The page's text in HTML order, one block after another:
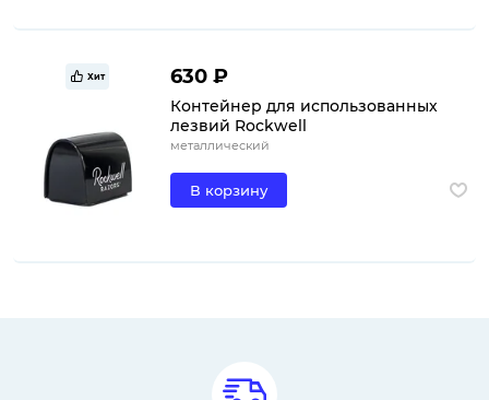
Хит 630 ₽
Контейнер для использованных
лезвий Rockwell
металлический
В корзину